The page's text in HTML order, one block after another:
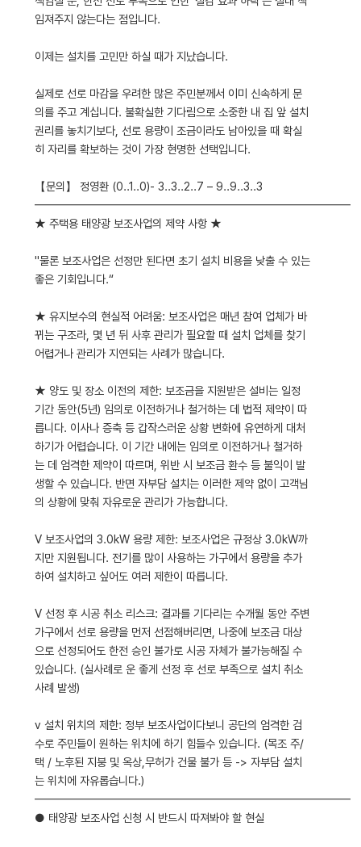
임져주지 않는다는 점입니다.
이제는 설치를 고민만 하실 때가 지났습니다.
실제로 선로 마감을 우려한 많은 주민분께서 이미 신속하게 문
의를 주고 계십니다. 불확실한 기다림으로 소중한 내 집 앞 설치
권리를 놓치기보다, 선로 용량이 조금이라도 남아있을 때 확실
히 자리를 확보하는 것이 가장 현명한 선택입니다.
【문의】 정영환 (0..1..0)- 3..3..2..7 – 9..9..3..3
★ 주택용 태양광 보조사업의 제약 사항 ★
"물론 보조사업은 선정만 된다면 초기 설치 비용을 낮출 수 있는
좋은 기회입니다.“
★ 유지보수의 현실적 어려움: 보조사업은 매년 참여 업체가 바
뀌는 구조라, 몇 년 뒤 사후 관리가 필요할 때 설치 업체를 찾기
어렵거나 관리가 지연되는 사례가 많습니다.
★ 양도 및 장소 이전의 제한: 보조금을 지원받은 설비는 일정
기간 동안(5년) 임의로 이전하거나 철거하는 데 법적 제약이 따
릅니다. 이사나 증축 등 갑작스러운 상황 변화에 유연하게 대처
하기가 어렵습니다. 이 기간 내에는 임의로 이전하거나 철거하
는 데 엄격한 제약이 따르며, 위반 시 보조금 환수 등 불익이 발
생할 수 있습니다. 반면 자부담 설치는 이러한 제약 없이 고객님
의 상황에 맞춰 자유로운 관리가 가능합니다.
V 보조사업의 3.0kW 용량 제한: 보조사업은 규정상 3.0kW까
지만 지원됩니다. 전기를 많이 사용하는 가구에서 용량을 추가
하여 설치하고 싶어도 여러 제한이 따릅니다.
V 선정 후 시공 취소 리스크: 결과를 기다리는 수개월 동안 주변
가구에서 선로 용량을 먼저 선점해버리면, 나중에 보조금 대상
으로 선정되어도 한전 승인 불가로 시공 자체가 불가능해질 수
있습니다. (실사례로 운 좋게 선정 후 선로 부족으로 설치 취소
사례 발생)
v 설치 위치의 제한: 정부 보조사업이다보니 공단의 엄격한 검
수로 주민들이 원하는 위치에 하기 힘들수 있습니다. (목조 주/
택 / 노후된 지붕 및 옥상,무허가 건물 불가 등 -> 자부담 설치
는 위치에 자유롭습니다.)
● 태양광 보조사업 신청 시 반드시 따져봐야 할 현실